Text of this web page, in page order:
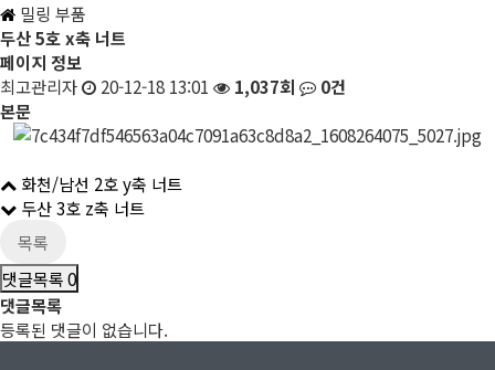
밀링 부품
두산 5호 x축 너트
페이지 정보
최고관리자
20-12-18 13:01 1,037회
0건
본문
화천/남선 2호 y축 너트
두산 3호 z축 너트
목록
댓글목록0
댓글목록
등록된 댓글이 없습니다.